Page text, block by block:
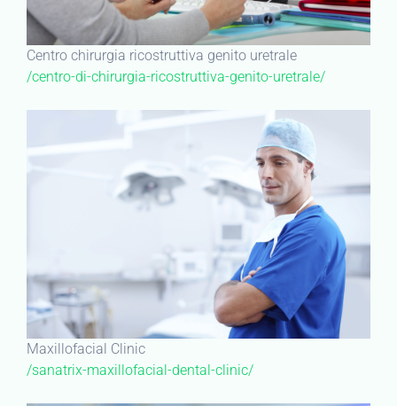
Centro chirurgia ricostruttiva genito uretrale
/centro-di-chirurgia-ricostruttiva-genito-uretrale/
Maxillofacial Clinic
/sanatrix-maxillofacial-dental-clinic/